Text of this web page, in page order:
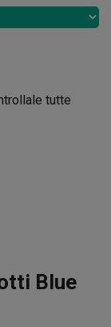
tutte
Blue